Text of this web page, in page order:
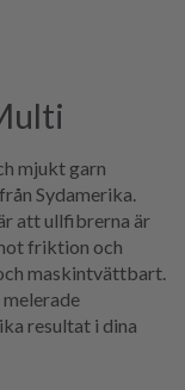
mjukt garn
Sydamerika.
att ullfibrerna är
friktion och
maskintvättbart.
resultat i dina